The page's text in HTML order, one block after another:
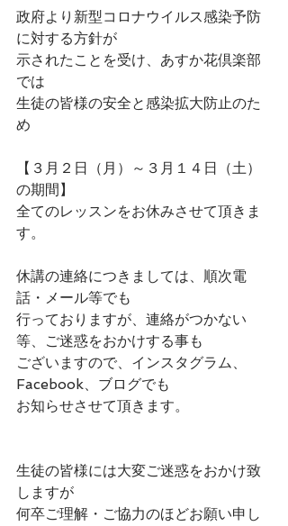
政府より新型コロナウイルス感染予防
に対する方針が
示されたことを受け、あすか花倶楽部
では
生徒の皆様の安全と感染拡大防止のた
め
【３月２日（月）～３月１４日（土）
の期間】
全てのレッスンをお休みさせて頂きま
す。
休講の連絡につきましては、順次電
話・メール等でも
行っておりますが、連絡がつかない
等、ご迷惑をおかけする事も
ございますので、インスタグラム、
Facebook、ブログでも
お知らせさせて頂きます。
生徒の皆様には大変ご迷惑をおかけ致
しますが
何卒ご理解・ご協力のほどお願い申し